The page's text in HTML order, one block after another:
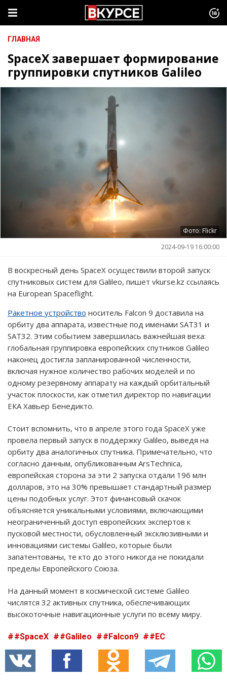
ГЛАВНАЯ
SpaceX завершает формирование
группировки спутников Galileo
Фото: Flickr
2024-09-19 16:00:00
В воскресный день SpaceX осуществили второй запуск
спутниковых систем для Galileo, пишет vkurse.kz ссылаясь
на European Spaceflight.
Ракетное устройство носитель Falcon 9 доставила на
орбиту два аппарата, известные под именами SAT31 и
SAT32. Этим событием завершилась важнейшая веха:
глобальная группировка европейских спутников Galileo
наконец достигла запланированной численности,
включая нужное количество рабочих моделей и по
одному резервному аппарату на каждый орбитальный
участок плоскости, как отметил директор по навигации
ЕКА Хавьер Бенедикто.
Стоит вспомнить, что в апреле этого года SpaceX уже
провела первый запуск в поддержку Galileo, выведя на
орбиту два аналогичных спутника. Примечательно, что
согласно данным, опубликованным ArsTechnica,
европейская сторона за эти 2 запуска отдали 196 млн
долларов, это на 30% превышает стандартный размер
цены подобных услуг. Этот финансовый скачок
объясняется уникальными условиями, включающими
неограниченный доступ европейских экспертов к
пусковой местности, обусловленный эксклюзивными и
инновациями системы Galileo, которые были
запатентованы, те кто до этого никогда не покидали
пределы Европейского Союза.
На данный момент в космической системе Galileo
числятся 32 активных спутника, обеспечивающих
высокоточные навигационные услуги по всему миру.
#SpaceX #Galileo #Falcon9 #ЕС